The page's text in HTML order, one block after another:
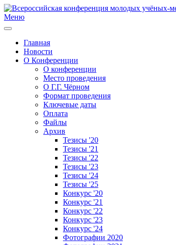
Меню
Главная
Новости
О Конференции
О конференции
Место проведения
О Г.Г. Чёрном
Формат проведения
Ключевые даты
Оплата
Файлы
Архив
Тезисы '20
Тезисы '21
Тезисы '22
Тезисы '23
Тезисы '24
Тезисы '25
Конкурс '20
Конкурс '21
Конкурс '22
Конкурс '23
Конкурс '24
Фотографии 2020